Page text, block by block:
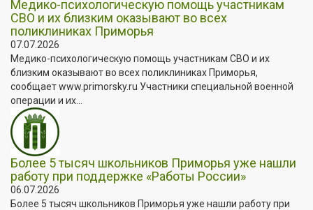
Медико-психологическую помощь участникам
СВО и их близким оказывают во всех
поликлиниках Приморья
07.07.2026
Медико-психологическую помощь участникам СВО и их
близким оказывают во всех поликлиниках Приморья,
сообщает www.primorsky.ru Участники специальной военной
операции и их...
Более 5 тысяч школьников Приморья уже нашли
работу при поддержке «Работы России»
06.07.2026
Более 5 тысяч школьников Приморья уже нашли работу при